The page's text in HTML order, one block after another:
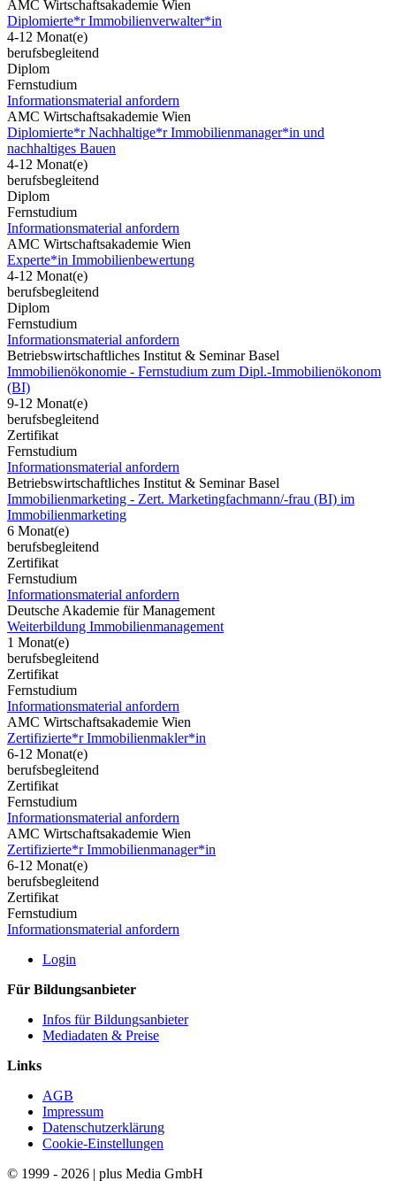
AMC Wirtschaftsakademie Wien
Diplomierte*r Immobilienverwalter*in
4-12 Monat(e)
berufsbegleitend
Diplom
Fernstudium
Informationsmaterial anfordern
AMC Wirtschaftsakademie Wien
Diplomierte*r Nachhaltige*r Immobilienmanager*in und
nachhaltiges Bauen
4-12 Monat(e)
berufsbegleitend
Diplom
Fernstudium
Informationsmaterial anfordern
AMC Wirtschaftsakademie Wien
Experte*in Immobilienbewertung
4-12 Monat(e)
berufsbegleitend
Diplom
Fernstudium
Informationsmaterial anfordern
Betriebswirtschaftliches Institut & Seminar Basel
Immobilienökonomie - Fernstudium zum Dipl.-Immobilienökonom
(BI)
9-12 Monat(e)
berufsbegleitend
Zertifikat
Fernstudium
Informationsmaterial anfordern
Betriebswirtschaftliches Institut & Seminar Basel
Immobilienmarketing - Zert. Marketingfachmann/-frau (BI) im
Immobilienmarketing
6 Monat(e)
berufsbegleitend
Zertifikat
Fernstudium
Informationsmaterial anfordern
Deutsche Akademie für Management
Weiterbildung Immobilienmanagement
1 Monat(e)
berufsbegleitend
Zertifikat
Fernstudium
Informationsmaterial anfordern
AMC Wirtschaftsakademie Wien
Zertifizierte*r Immobilienmakler*in
6-12 Monat(e)
berufsbegleitend
Zertifikat
Fernstudium
Informationsmaterial anfordern
AMC Wirtschaftsakademie Wien
Zertifizierte*r Immobilienmanager*in
6-12 Monat(e)
berufsbegleitend
Zertifikat
Fernstudium
Informationsmaterial anfordern
Login
Für Bildungsanbieter
Infos für Bildungsanbieter
Mediadaten & Preise
Links
AGB
Impressum
Datenschutzerklärung
Cookie-Einstellungen
© 1999 - 2026 | plus Media GmbH